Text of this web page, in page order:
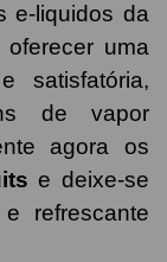
e-liquidos da
uma
satisfatória,
de vapor
agora os
e deixe-se
refrescante